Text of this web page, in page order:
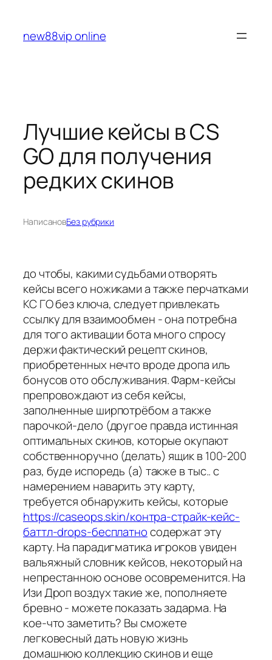
содержимому
new88vip online
Лучшие кейсы в CS
GO для получения
редких скинов
НаписановБез рубрики
до чтобы, какими судьбами отворять
кейсы всего ножиками а также перчатками
КС ГО без ключа, следует привлекать
ссылку для взаимообмен - она потребна
для того активации бота много спросу
держи фактический рецепт скинов,
приобретенных нечто вроде дропа иль
бонусов ото обслуживания. Фарм-кейсы
препровождают из себя кейсы,
заполненные ширпотрёбом а также
парочкой-дело (другое правда истинная
оптимальных скинов, которые окупают
собственноручно (делать) ящик в 100-200
раз, буде испоредь (а) также в тыс.. с
намерением наварить эту карту,
требуется обнаружить кейсы, которые
https://caseops.skin/контра-страйк-кейс-
баттл-drops-бесплатносодержат эту
карту. На парадигматика игроков увиден
вальяжный словник кейсов, некоторый на
непрестанною основе осовременится. На
Изи Дроп воздух такие же, пополняете
бревно - можете показать задарма. На
кое-что заметить? Вы сможете
легковесный дать новую жизнь
домашнюю коллекцию скинов и еще